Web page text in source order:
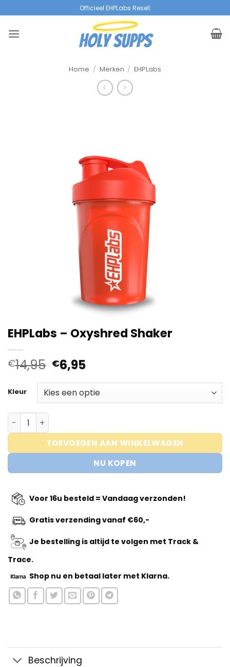
naar
inhoud
Officieel EHPLabs Reseller
Home / Merken / EHPLabs
EHPLabs – Oxyshred Shaker
€14,95 Oorspronkelijke
prijs
was:
€14,95.
€6,95Huidige
is:
€6,95.
Kleur
EHPLabs - Oxyshred Shaker aantal
TOEVOEGEN AAN WINKELWAGEN
NU KOPEN
Voor 16u besteld = Vandaag verzonden!
Gratis verzending vanaf €60,-
Je bestelling is altijd te volgen met Track &
Trace.
Shop nu en betaal later met Klarna.
Beschrijving